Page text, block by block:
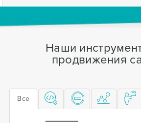
Наши
продвижения
Все